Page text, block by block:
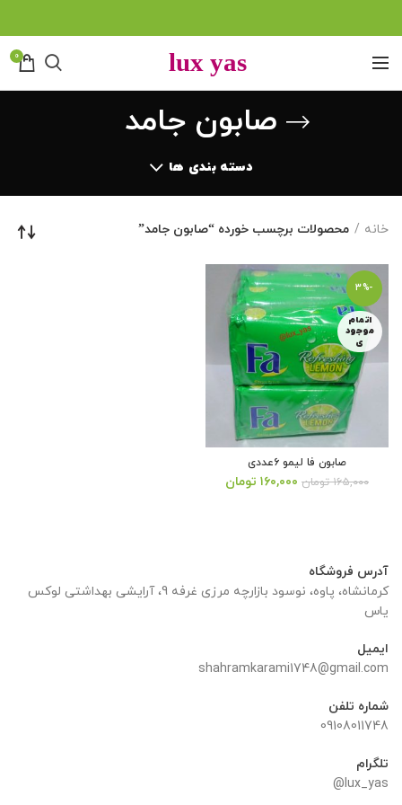
0
صابون جامد
دسته بندی ها
خانه محصولات برچسب خورده “صابون جامد”
-3%
اتمام
موجود
ی
صابون فا لیمو ۶عددی
۱۶۵,۰۰۰ تومان قیمت
۱۶۰,۰۰۰ تومان
آدرس فروشگاه
کرمانشاه، پاوه، نوسود بازارچه مرزی غرفه 9، آرایشی بهداشتی لوکس
یاس
ایمیل
shahramkarami1748@gmail.com
شماره تلفن
09108011748
تلگرام
lux_yas@